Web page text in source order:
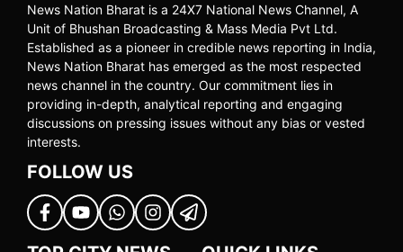
News Nation Bharat is a 24X7 National News Channel, A
Unit of Bhushan Broadcasting & Mass Media Pvt Ltd.
Established as a pioneer in credible news reporting in India,
News Nation Bharat has emerged as the most respected
news channel in the country. Our commitment lies in
providing in-depth, analytical reporting and engaging
discussions on pressing issues without any bias or vested
interests.
FOLLOW US